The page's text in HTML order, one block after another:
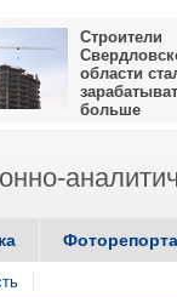
Строители
области
больше